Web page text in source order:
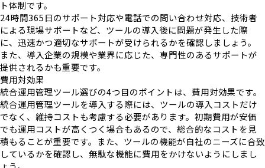
ト体制です。
24時間365日のサポート対応や電話での問い合わせ対応、技術者
による現場サポートなど、ツールの導入後に問題が発生した際
に、迅速かつ適切なサポートが受けられるかを確認しましょう。
また、導入企業の規模や業界に応じた、専門性のあるサポートが
提供されるかも重要です。
費用対効果
統合運用管理ツール選びの4つ目のポイントは、費用対効果です。
統合運用管理ツールを導入する際には、ツールの導入コストだけ
でなく、維持コストも考慮する必要があります。初期費用が安価
でも運用コストが高くつく場合もあるので、総合的なコストを見
積もることが重要です。また、ツールの機能が自社のニーズに合致
しているかを確認し、無駄な機能に費用をかけないようにしまし